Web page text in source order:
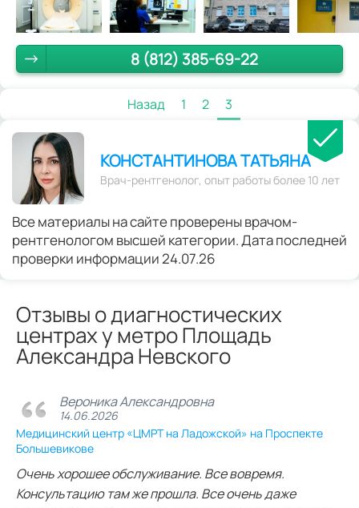
8 (812) 385-69-22
Назад 1 2 3
КОНСТАНТИНОВА ТАТЬЯНА
Врач-рентгенолог, опыт работы более 10 лет
Все материалы на сайте проверены врачом-
рентгенологом высшей категории. Дата последней
проверки информации 24.07.26
Отзывы о диагностических
центрах у метро Площадь
Александра Невского
Вероника Александровна
14.06.2026
Медицинский центр «ЦМРТ на Ладожской» на Проспекте
Большевикове
Очень хорошее обслуживание. Все вовремя.
Консультацию там же прошла. Все очень даже